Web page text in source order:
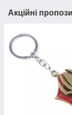
Акційні